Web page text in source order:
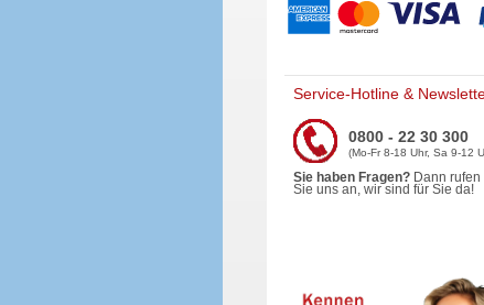
Service-Hotline &
0800 - 22 30 300
(Mo-Fr 8-18 Uhr, Sa 9-12
Sie haben Fragen? Dann rufen
Sie uns an, wir sind für Sie da!